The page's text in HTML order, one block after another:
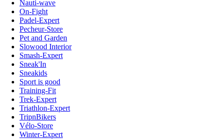
Nauti-wave
On-Fight
Padel-Expert
Pecheur-Store
Pet and Garden
Slowood Interior
Smash-Expert
Sneak'In
Sneakids
Sport is good
Training-Fit
Trek-Expert
Triathlon-Expert
TripnBikers
Vélo-Store
Winter-Expert